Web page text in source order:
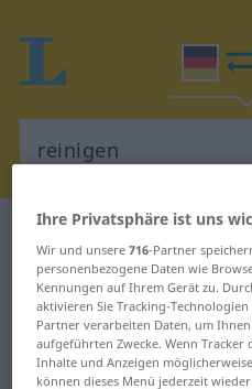
Deutsch-Isländisch
Deutsch-
für "reinigen"
"reinigen"
Ihre Privatsphäre ist uns
Wir und unsere716-Partner
personenbezogene Daten wie
Kennungen auf Ihrem Gerät zu.
aktivieren Sie Tracking-
Partner verarbeiten Daten, um
aufgeführten Zwecke. Wenn
Inhalte und Anzeigen
können dieses Menü jederzeit